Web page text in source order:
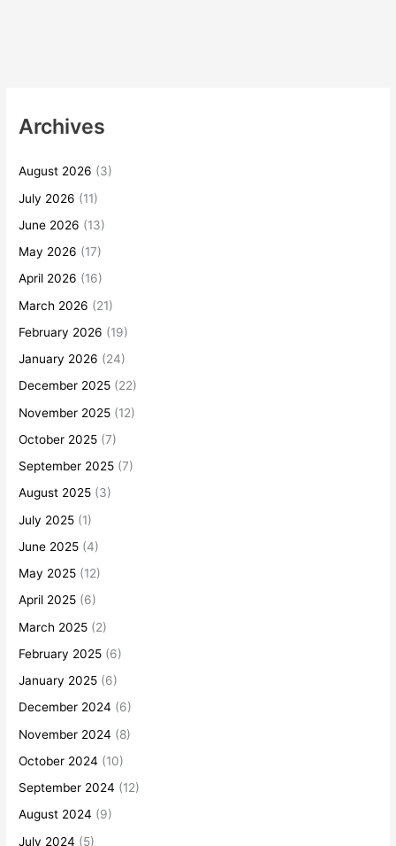
Archives
August 2026 (3)
July 2026 (11)
June 2026 (13)
May 2026 (17)
April 2026 (16)
March 2026 (21)
February 2026 (19)
January 2026 (24)
December 2025 (22)
November 2025 (12)
October 2025 (7)
September 2025 (7)
August 2025 (3)
July 2025 (1)
June 2025 (4)
May 2025 (12)
April 2025 (6)
March 2025 (2)
February 2025 (6)
January 2025 (6)
December 2024 (6)
November 2024 (8)
October 2024 (10)
September 2024 (12)
August 2024 (9)
July 2024 (5)